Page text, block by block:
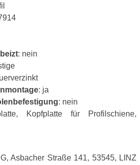
: nein
: ja
: nein
Kopfplatte für Profilschiene,
Asbacher Straße 141, 53545, LINZ